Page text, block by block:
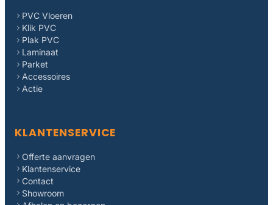
PVC Vloeren
Klik PVC
Plak PVC
Laminaat
Parket
Accessoires
Actie
KLANTENSERVICE
Offerte aanvragen
Klantenservice
Contact
Showroom